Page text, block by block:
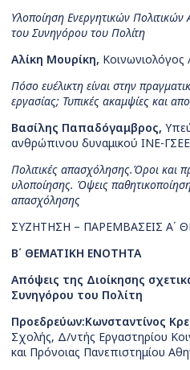
Υλοποίηση Ενεργητικών
του Συνηγόρου του Πολίτη
Αλίκη Μουρίκη,
Πόσο ευέλικτη είναι στην
εργασίας; Τυπικές ακαμψίες και
Βασίλης Παπαδόγαμβρος,
ανθρώπινου δυναμικού ΙΝΕ-ΓΣΕΕ
Πολιτικές απασχόλησης.Όροι και
υλοποίησης. Όψεις
απασχόλησης
ΣΥΖΗΤΗΣΗ – ΠΑΡΕΜΒΑΣΕΙΣ Α΄
Β΄ ΘΕΜΑΤΙΚΗ ΕΝΟΤΗΤΑ
Απόψεις της Διοίκησης
Συνηγόρου του Πολίτη
Προεδρεύων:Κωνσταντίνος
Σχολής, Δ/ντής Εργαστηρίου
και Πρόνοιας Πανεπιστημίου